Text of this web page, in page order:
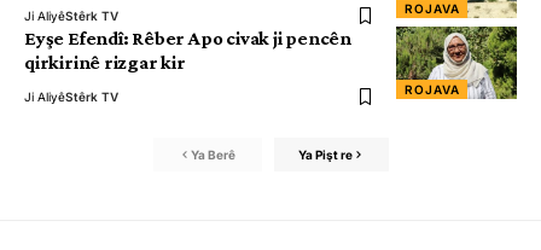
ROJAVA
Ji AliyêStêrk TV
ROJAVA
Eyşe Efendî: Rêber Apo civak ji pencên
qirkirinê rizgar kir
Ji AliyêStêrk TV
Ya Berê Ya Pişt re